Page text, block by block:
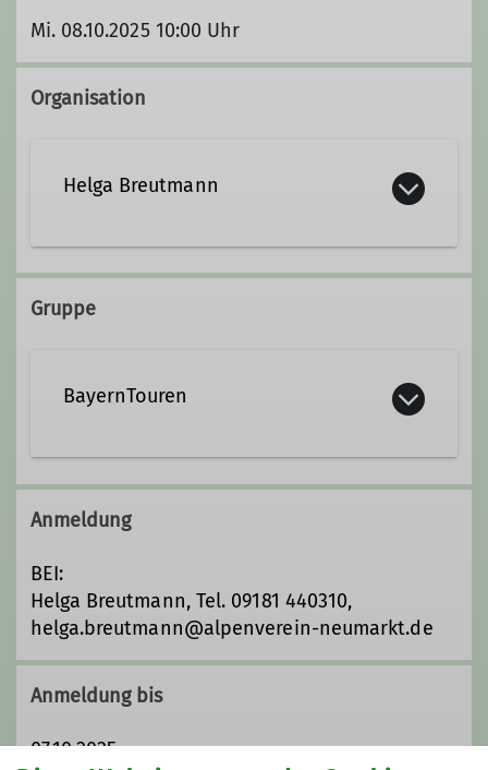
Mi. 08.10.2025 10:00 Uhr
Organisation
Helga Breutmann
helga.breutmann@alpenverein-
Gruppe
BayernTouren
Wir sind ca. 15 Ausrichterinnen und
Ausrichter und engagieren uns, um für
euch das ganze Jahr hindurch ein
zusammenzustellen.
Anmeldung
BEI:
Helga Breutmann, Tel. 09181 440310,
helga.breutmann@alpenverein-neumarkt.de
Anmeldung bis
07.10.2025